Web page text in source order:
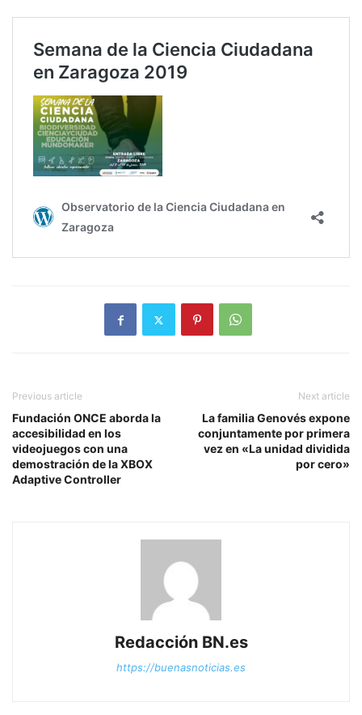
Previous article
Fundación ONCE aborda la
accesibilidad en los
videojuegos con una
demostración de la XBOX
Adaptive Controller
Next article
La familia Genovés expone
conjuntamente por primera
vez en «La unidad dividida
por cero»
Redacción BN.es
https://buenasnoticias.es